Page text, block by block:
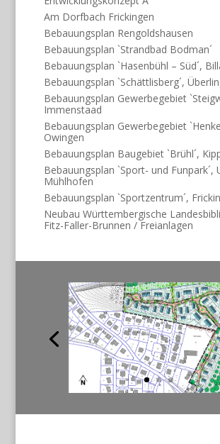
Am Dorfbach Frickingen
Bebauungsplan Rengoldshausen
Bebauungsplan `Strandbad Bodman´
Bebauungsplan `Hasenbühl – Süd´,
Bebauungsplan `Schättlisberg´,
Bebauungsplan Gewerbegebiet
Immenstaad
Bebauungsplan Gewerbegebiet
Owingen
Bebauungsplan Baugebiet `Brühl´,
Bebauungsplan `Sport- und Funpark´,
Mühlhofen
Bebauungsplan `Sportzentrum´,
Neubau Württembergische
Fitz-Faller-Brunnen / Freianlagen